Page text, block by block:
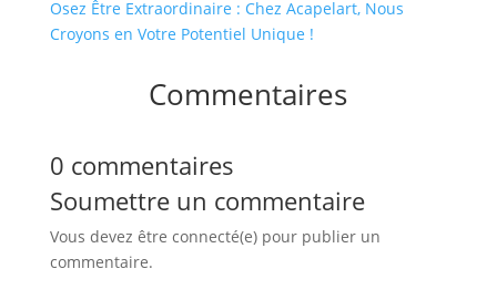
Osez Être Extraordinaire : Chez Acapelart, Nous
Croyons en Votre Potentiel Unique !
Commentaires
0 commentaires
Soumettre un commentaire
Vous devez être connecté(e) pour publier un
commentaire.